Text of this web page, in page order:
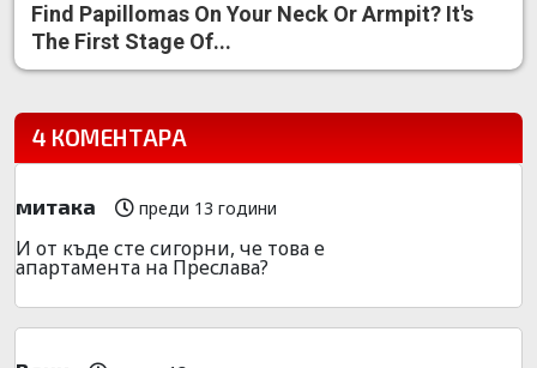
Find Papillomas On Your Neck Or Armpit? It's
The First Stage Of...
4 КОМЕНТАРА
митака преди 13 години
И от къде сте сигорни, че това е
апартамента на Преслава?